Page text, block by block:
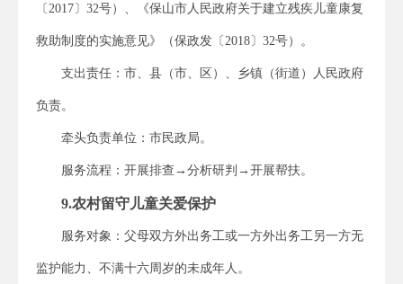
〔2017〕32号）、《保山市人民政府关于建立残疾儿童康复
救助制度的实施意见》（保政发〔2018〕32号）。
支出责任：市、县（市、区）、乡镇（街道）人民政府
负责。
牵头负责单位：市民政局。
服务流程：开展排查→分析研判→开展帮扶。
9.农村留守儿童关爱保护
服务对象：父母双方外出务工或一方外出务工另一方无
监护能力、不满十六周岁的未成年人。